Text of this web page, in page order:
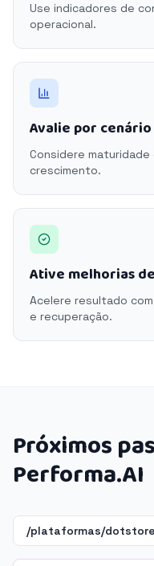
Use indicadores de
operacional.
Avalie por cenário
Considere
crescimento.
Ative melhorias
Acelere resultado
e recuperação.
Próximos
Performa.AI
/plataformas/dotstore